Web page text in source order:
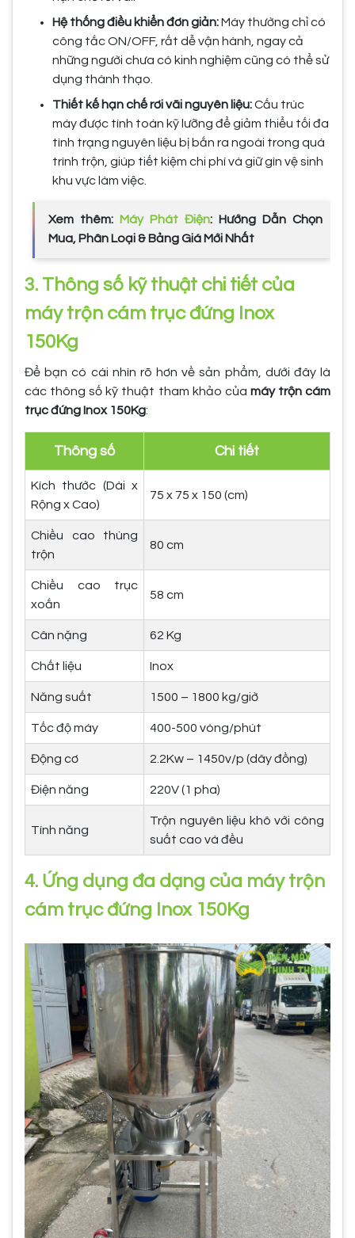
Hệ thống điều khiển đơn giản:Máy thường chỉ có
công tắc ON/OFF, rất dễ vận hành, ngay cả
những người chưa có kinh nghiệm cũng có thể sử
dụng thành thạo.
Thiết kế hạn chế rơi vãi nguyên liệu:Cấu trúc
máy được tính toán kỹ lưỡng để giảm thiểu tối đa
tình trạng nguyên liệu bị bắn ra ngoài trong quá
trình trộn, giúp tiết kiệm chi phí và giữ gìn vệ sinh
khu vực làm việc.
Xem thêm: Máy Phát Điện: Hướng Dẫn Chọn
Mua, Phân Loại & Bảng Giá Mới Nhất
3. Thông số kỹ thuật chi tiết của
máy trộn cám trục đứng Inox
150Kg
Để bạn có cái nhìn rõ hơn về sản phẩm, dưới đây là
các thông số kỹ thuật tham khảo của máy trộn cám
trục đứng Inox 150Kg:
Thông số Chi tiết
Kích thước (Dài x
Rộng x Cao)
75 x 75 x 150 (cm)
Chiều cao thùng
trộn
80 cm
Chiều cao trục
xoắn
58 cm
Cân nặng 62 Kg
Chất liệu Inox
Năng suất 1500 – 1800 kg/giờ
Tốc độ máy 400-500 vòng/phút
Động cơ 2.2Kw – 1450v/p (dây đồng)
Điện năng 220V (1 pha)
Tính năng
Trộn nguyên liệu khô với công
suất cao và đều
4. Ứng dụng đa dạng của máy trộn
cám trục đứng Inox 150Kg